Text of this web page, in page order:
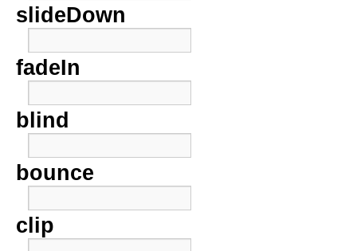
slideDown
fadeIn
blind
bounce
clip